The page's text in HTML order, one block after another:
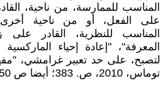
المناسب للممارسة، من ناحية،
على الفعل، أو من ناحية
المناسب للنظرية، القادر على
المعرفة"، "إعادة إحياء
لتصبح، على حد تعبير غرامشي،
توماس، 2010، ص. 383؛ أيضا ص 450-453.